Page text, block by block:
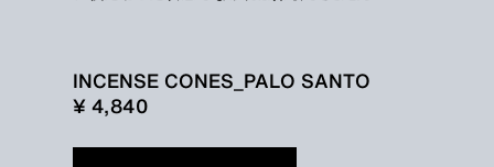
INCENSE CONES_PALO SANTO
¥ 4,840